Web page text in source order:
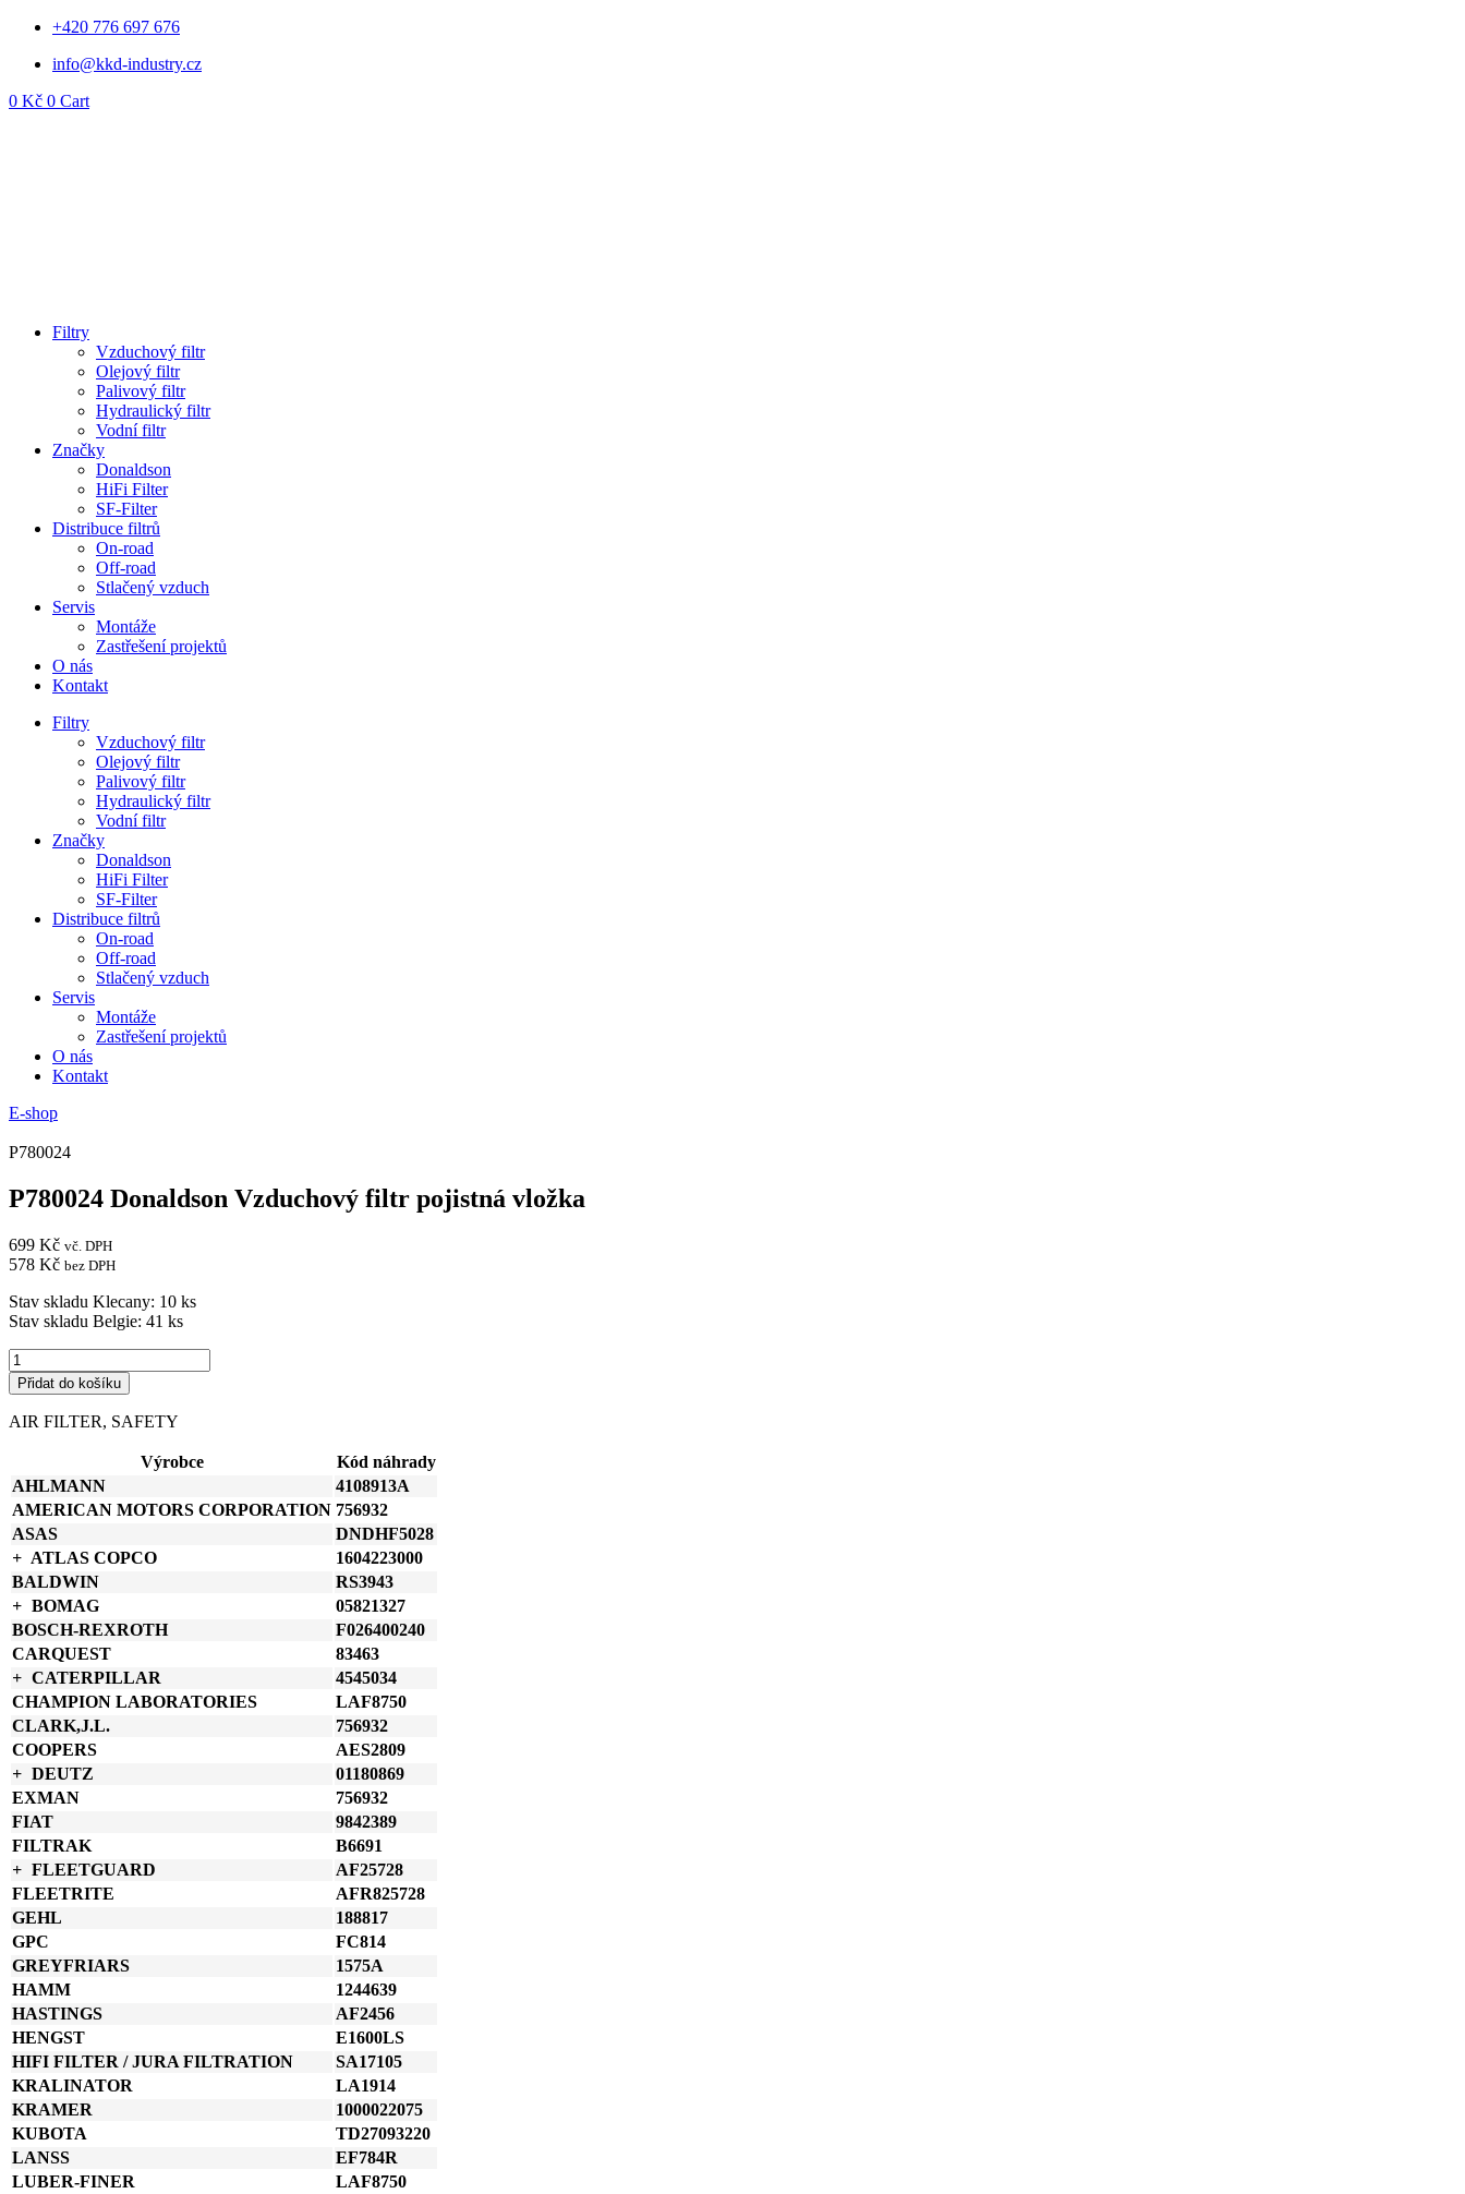
Přejít
obsahu
+420 776 697 676
info@kkd-industry.cz
0 Kč 0 Cart
Filtry
Vzduchový filtr
Olejový filtr
Palivový filtr
Hydraulický filtr
Vodní filtr
Značky
Donaldson
HiFi Filter
SF-Filter
Distribuce filtrů
On-road
Off-road
Stlačený vzduch
Servis
Montáže
Zastřešení projektů
O nás
Kontakt
Filtry
Vzduchový filtr
Olejový filtr
Palivový filtr
Hydraulický filtr
Vodní filtr
Značky
Donaldson
HiFi Filter
SF-Filter
Distribuce filtrů
On-road
Off-road
Stlačený vzduch
Servis
Montáže
Zastřešení projektů
O nás
Kontakt
E-shop
P780024
P780024 Donaldson Vzduchový filtr pojistná vložka
699 Kč vč. DPH
578 Kč bez DPH
Stav skladu Klecany: 10 ks
Stav skladu Belgie: 41 ks
P780024
Donaldson
Vzduchový
filtr
Přidat do košíku
AIR FILTER, SAFETY
Výrobce
Kód náhrady
AHLMANN
4108913A
AMERICAN MOTORS CORPORATION 756932
ASAS
DNDHF5028
ATLAS COPCO
1604223000
BALDWIN
RS3943
BOMAG
05821327
BOSCH-REXROTH
F026400240
CARQUEST
83463
CATERPILLAR
4545034
CHAMPION LABORATORIES
LAF8750
CLARK,J.L.
756932
COOPERS
AES2809
DEUTZ
01180869
EXMAN
756932
FIAT
9842389
FILTRAK
B6691
FLEETGUARD
AF25728
FLEETRITE
AFR825728
GEHL
188817
GPC
FC814
GREYFRIARS
1575A
HAMM
1244639
HASTINGS
AF2456
HENGST
E1600LS
HIFI FILTER / JURA FILTRATION
SA17105
KRALINATOR
LA1914
KRAMER
1000022075
KUBOTA
TD27093220
LANSS
EF784R
LUBER-FINER
LAF8750